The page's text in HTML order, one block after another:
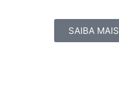
SAIBA MAIS